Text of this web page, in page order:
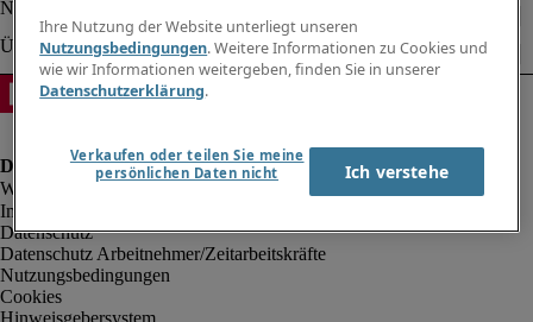
Impressum
Datenschutz
Datenschutz Arbeitnehmer/Zeitarbeitskräfte
Nutzungsbedingungen
Cookies
Hinweisgebersystem
Ihre Nutzung der Website unterliegt unseren
Nutzungsbedingungen. Weitere Informationen zu Cookies und
wie wir Informationen weitergeben, finden Sie in unserer
Datenschutzerklärung.
Verkaufen oder teilen Sie meine
persönlichen Daten nicht
Ich verstehe